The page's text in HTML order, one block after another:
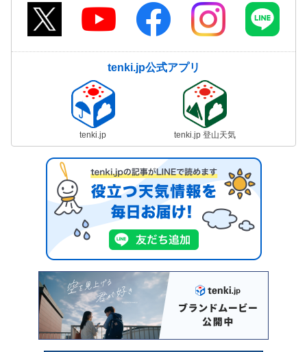
tenki.jp公式アプリ
tenki.jp tenki.jp 登山天気